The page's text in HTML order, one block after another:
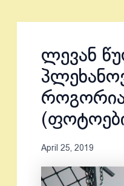
ლევან
April 25, 2019